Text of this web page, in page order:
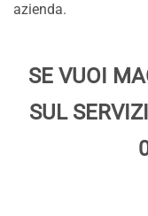
azienda.
SE VUOI
SUL